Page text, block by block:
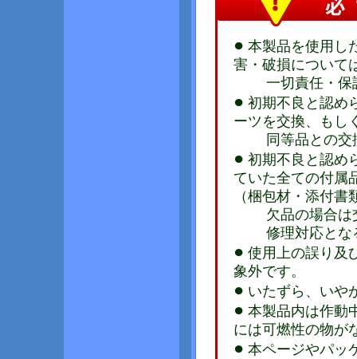
● 本製品を使用し
害・破損について
一切責任・保
● 初期不良と認め
ーツを交換、もし
同等品との交
● 初期不良と認め
ていた全ての付属
（梱包材・添付
欠品の場合は
修理対応とな
● 使用上の誤り及
象外です。
● いたずら、いや
● 本製品内は作動
には可燃性の物が
● 本ページやパッ